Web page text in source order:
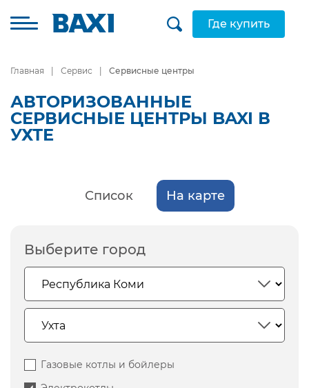
Где купить
Главная Сервис Сервисные центры
АВТОРИЗОВАННЫЕ
СЕРВИСНЫЕ ЦЕНТРЫ BAXI В
УХТЕ
Список На карте
Выберите город
Газовые котлы и бойлеры